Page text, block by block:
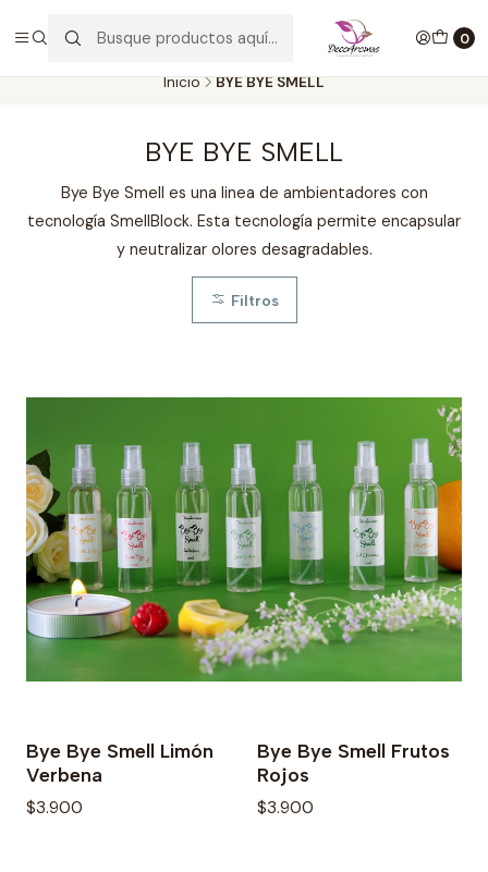
0
Envío GRATIS por compras desde $30.000. SOLO en la provincia de
SANTIAGO. (EXCLUYE CLIENTES MAYORISTAS))
Inicio BYE BYE SMELL
BYE BYE SMELL
Bye Bye Smell es una linea de ambientadores con
tecnología SmellBlock. Esta tecnología permite encapsular
y neutralizar olores desagradables.
Filtros
Bye Bye Smell Limón
Verbena
$3.900
Bye Bye Smell Frutos
Rojos
$3.900